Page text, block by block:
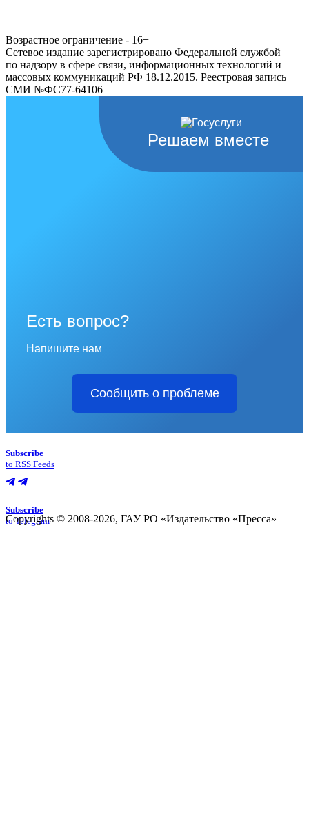
Возрастное ограничение - 16+
Сетевое издание зарегистрировано Федеральной службой
по надзору в сфере связи, информационных технологий и
массовых коммуникаций РФ 18.12.2015. Реестровая запись
СМИ №ФС77-64106
Решаем вместе
Есть вопрос?
Напишите нам
Сообщить о проблеме
Subscribe
to RSS Feeds
Subscribe
to Telegram
Copyrights © 2008-2026, ГАУ РО «Издательство «Пресса»